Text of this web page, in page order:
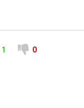
0
1